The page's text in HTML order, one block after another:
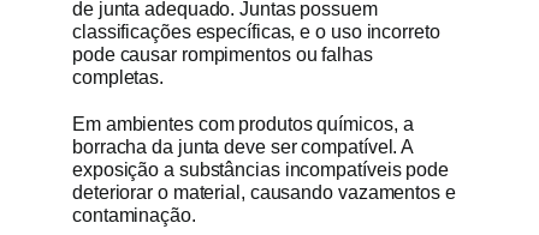
de junta adequado. Juntas possuem
classificações específicas, e o uso incorreto
pode causar rompimentos ou falhas
completas.
Em ambientes com produtos químicos, a
borracha da junta deve ser compatível. A
exposição a substâncias incompatíveis pode
deteriorar o material, causando vazamentos e
contaminação.